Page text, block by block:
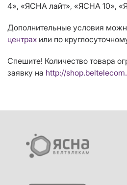
4», «ЯСНА лайт», «ЯСНА 10»,
Дополнительные условия
центрах или по
Спешите! Количество товара
заявку на http://